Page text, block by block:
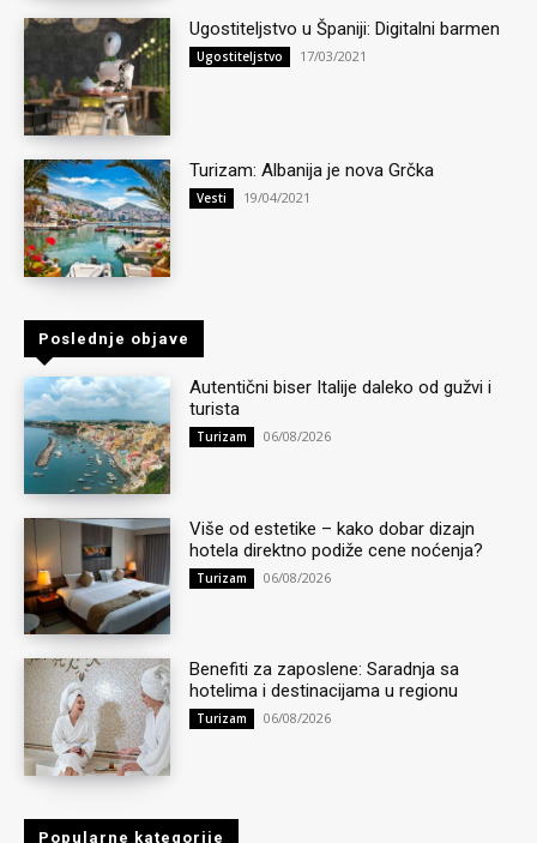
Ugostiteljstvo u Španiji: Digitalni barmen
Ugostiteljstvo 17/03/2021
Turizam: Albanija je nova Grčka
Vesti 19/04/2021
Poslednje objave
Autentični biser Italije daleko od gužvi i
turista
Turizam 06/08/2026
Više od estetike – kako dobar dizajn
hotela direktno podiže cene noćenja?
Turizam 06/08/2026
Benefiti za zaposlene: Saradnja sa
hotelima i destinacijama u regionu
Turizam 06/08/2026
Popularne kategorije